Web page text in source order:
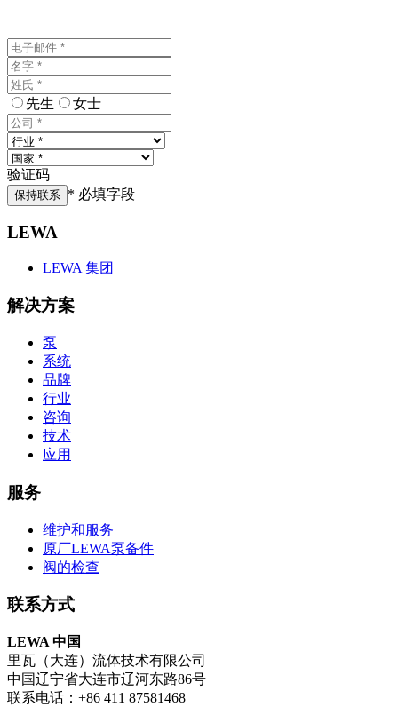
先生 女士
验证码
保持联系 * 必填字段
LEWA
LEWA 集团
解决方案
泵
系统
品牌
行业
咨询
技术
应用
服务
维护和服务
原厂LEWA泵备件
阀的检查
联系方式
LEWA 中国
里瓦（大连）流体技术有限公司
中国辽宁省大连市辽河东路86号
联系电话：+86 411 87581468